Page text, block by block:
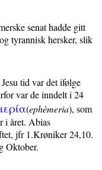
senat hadde gitt
tyrannisk hersker, slik
tid var det ifølge
var de inndelt i 24
α(ephèmeria), som
i året. Abias
jfr 1.Krøniker 24,10.
Oktober.